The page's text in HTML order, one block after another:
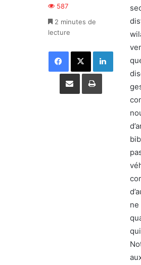
ne
587
2 minutes de
lecture
Facebook X Linkedin
Partager par email Imprimer